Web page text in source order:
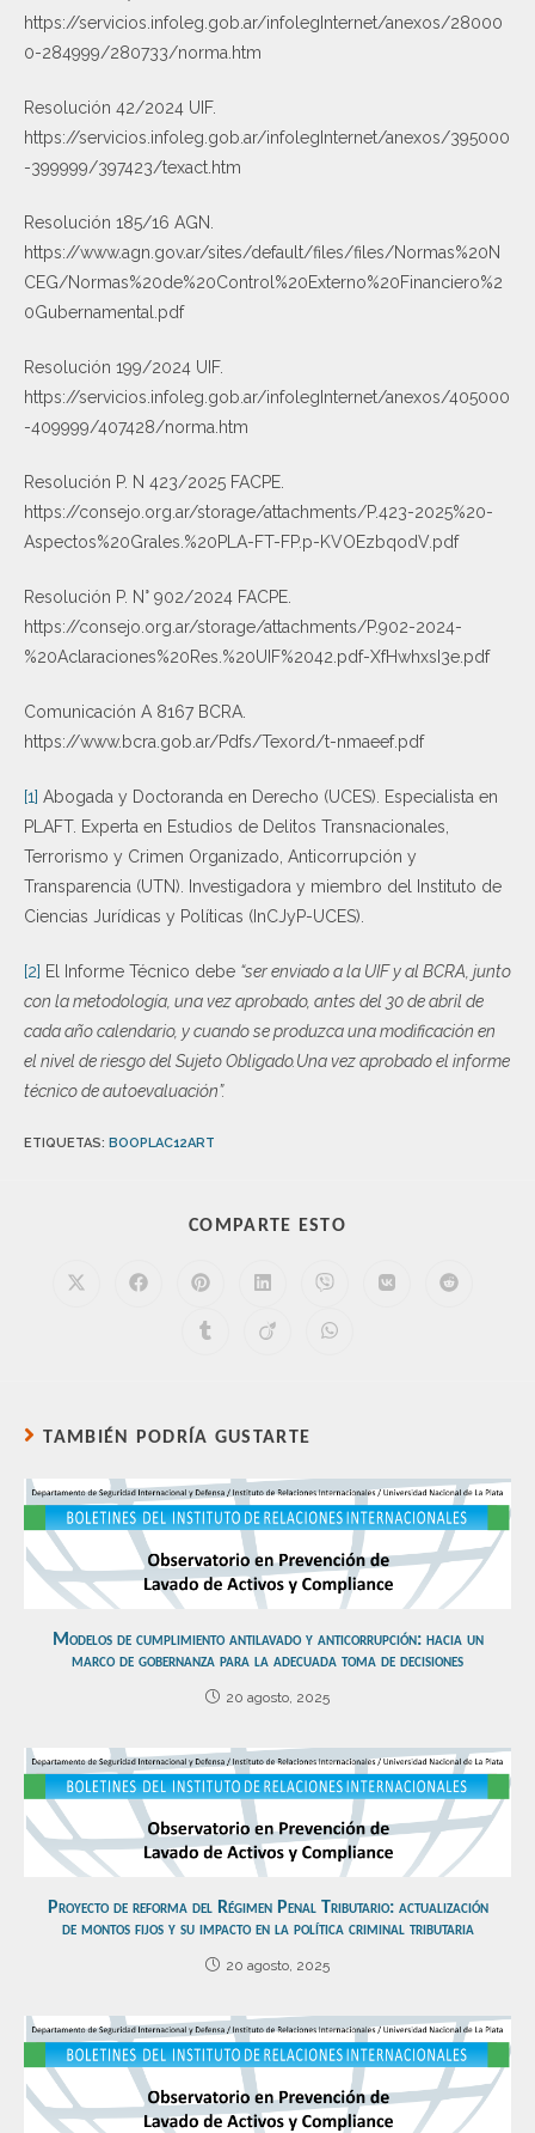
https://servicios.infoleg.gob.ar/infolegInternet/anexos/28000
0-284999/280733/norma.htm
Resolución 42/2024 UIF.
https://servicios.infoleg.gob.ar/infolegInternet/anexos/395000
-399999/397423/texact.htm
Resolución 185/16 AGN.
https://www.agn.gov.ar/sites/default/files/files/Normas%20N
CEG/Normas%20de%20Control%20Externo%20Financiero%2
0Gubernamental.pdf
Resolución 199/2024 UIF.
https://servicios.infoleg.gob.ar/infolegInternet/anexos/405000
-409999/407428/norma.htm
Resolución P. N 423/2025 FACPE.
https://consejo.org.ar/storage/attachments/P.423-2025%20-
Aspectos%20Grales.%20PLA-FT-FP.p-KVOEzbqodV.pdf
Resolución P. N° 902/2024 FACPE.
https://consejo.org.ar/storage/attachments/P.902-2024-
%20Aclaraciones%20Res.%20UIF%2042.pdf-XfHwhxsI3e.pdf
Comunicación A 8167 BCRA.
https://www.bcra.gob.ar/Pdfs/Texord/t-nmaeef.pdf
[1] Abogada y Doctoranda en Derecho (UCES). Especialista en
PLAFT. Experta en Estudios de Delitos Transnacionales,
Terrorismo y Crimen Organizado, Anticorrupción y
Transparencia (UTN). Investigadora y miembro del Instituto de
Ciencias Jurídicas y Políticas (InCJyP-UCES).
[2] El Informe Técnico debe “ser enviado a la UIF y al BCRA, junto
con la metodología, una vez aprobado, antes del 30 de abril de
cada año calendario, y cuando se produzca una modificación en
el nivel de riesgo del Sujeto Obligado.Una vez aprobado el informe
técnico de autoevaluación”.
ETIQUETAS: BOOPLAC12ART
COMPARTE ESTO
TAMBIÉN PODRÍA GUSTARTE
Modelos de cumplimiento antilavado y anticorrupción: hacia un
marco de gobernanza para la adecuada toma de decisiones
20 agosto, 2025
Proyecto de reforma del Régimen Penal Tributario: actualización
de montos fijos y su impacto en la política criminal tributaria
20 agosto, 2025